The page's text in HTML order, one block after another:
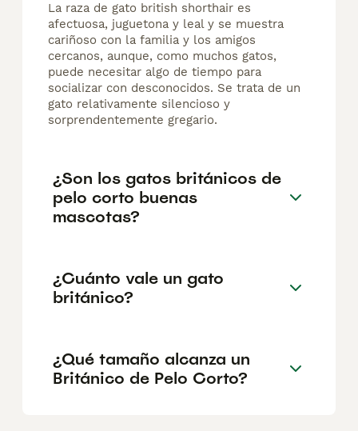
La raza de gato british shorthair es
afectuosa, juguetona y leal y se muestra
cariñoso con la familia y los amigos
cercanos, aunque, como muchos gatos,
puede necesitar algo de tiempo para
socializar con desconocidos. Se trata de un
gato relativamente silencioso y
sorprendentemente gregario.
¿Son los gatos británicos de
pelo corto buenas
mascotas?
¿Cuánto vale un gato
británico?
¿Qué tamaño alcanza un
Británico de Pelo Corto?